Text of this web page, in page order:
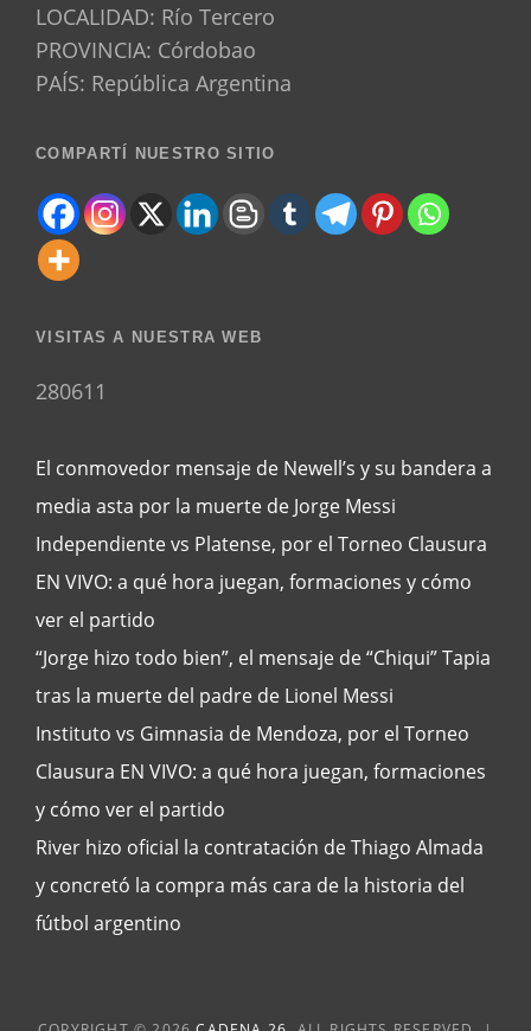
LOCALIDAD: Río Tercero
PROVINCIA: Córdobao
PAÍS: República Argentina
COMPARTÍ NUESTRO SITIO
VISITAS A NUESTRA WEB
280611
El conmovedor mensaje de Newell’s y su bandera a
media asta por la muerte de Jorge Messi
Independiente vs Platense, por el Torneo Clausura
EN VIVO: a qué hora juegan, formaciones y cómo
ver el partido
“Jorge hizo todo bien”, el mensaje de “Chiqui” Tapia
tras la muerte del padre de Lionel Messi
Instituto vs Gimnasia de Mendoza, por el Torneo
Clausura EN VIVO: a qué hora juegan, formaciones
y cómo ver el partido
River hizo oficial la contratación de Thiago Almada
y concretó la compra más cara de la historia del
fútbol argentino